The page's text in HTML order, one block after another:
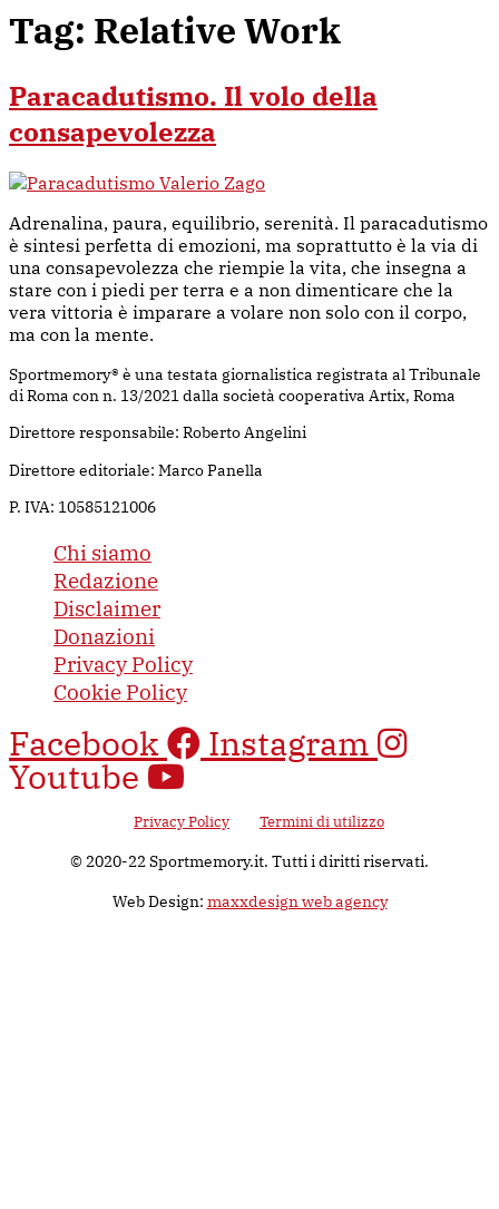
Tag: Relative Work
Paracadutismo. Il volo della
consapevolezza
Adrenalina, paura, equilibrio, serenità. Il paracadutismo
è sintesi perfetta di emozioni, ma soprattutto è la via di
una consapevolezza che riempie la vita, che insegna a
stare con i piedi per terra e a non dimenticare che la
vera vittoria è imparare a volare non solo con il corpo,
ma con la mente.
Sportmemory® è una testata giornalistica registrata al Tribunale
di Roma con n. 13/2021 dalla società cooperativa Artix, Roma
Direttore responsabile: Roberto Angelini
Direttore editoriale: Marco Panella
P. IVA: 10585121006
Chi siamo
Redazione
Disclaimer
Donazioni
Privacy Policy
Cookie Policy
Facebook Instagram
Youtube
Privacy Policy Termini di utilizzo
© 2020-22 Sportmemory.it. Tutti i diritti riservati.
Web Design: maxxdesign web agency